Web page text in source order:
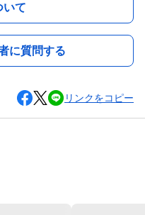
いて
に質問する
リンクをコピー